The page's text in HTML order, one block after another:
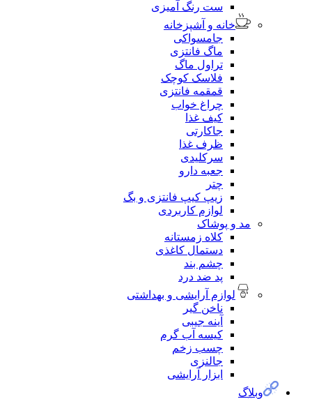
ست رنگ آمیزی
خانه و آشپزخانه
جامسواکی
ماگ فانتزی
تراول ماگ
فلاسک کوچک
قمقمه فانتزی
چراغ خواب
کیف غذا
جاکارتی
ظرف غذا
سرکلیدی
جعبه دارو
چتر
زیپ کیپ فانتزی و بگ
لوازم کاربردی
مد و پوشاک
کلاه زمستانه
دستمال کاغذی
چشم بند
پد ضد درد
لوازم آرایشی و بهداشتی
ناخن گیر
آینه جیبی
کیسه آب گرم
چسب زخم
جالنزی
ابزار آرایشی
وبلاگ